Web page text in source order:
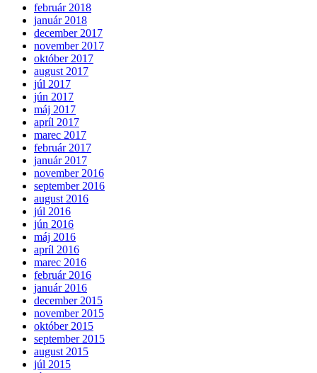
február 2018
január 2018
december 2017
november 2017
október 2017
august 2017
júl 2017
jún 2017
máj 2017
apríl 2017
marec 2017
február 2017
január 2017
november 2016
september 2016
august 2016
júl 2016
jún 2016
máj 2016
apríl 2016
marec 2016
február 2016
január 2016
december 2015
november 2015
október 2015
september 2015
august 2015
júl 2015